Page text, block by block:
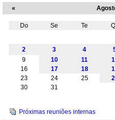
«
Do Se Te
2
3 4
9
10 11
16
17 18
23
24 25
30
31
Navegação
Próximas reuniões internas